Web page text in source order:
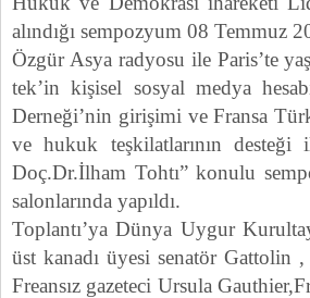
alındığı sempozyum 08 Temmuz
Özgür Asya radyosu ile Paris’te
tek’in kişisel sosyal medya
Derneği’nin girişimi ve Fransa
ve hukuk teşkilatlarının
Doç.Dr.İlham Tohtı” konulu
salonlarında yapıldı.
Toplantı’ya Dünya Uygur
üst kanadı üyesi senatör
Freansız gazeteci Ursula